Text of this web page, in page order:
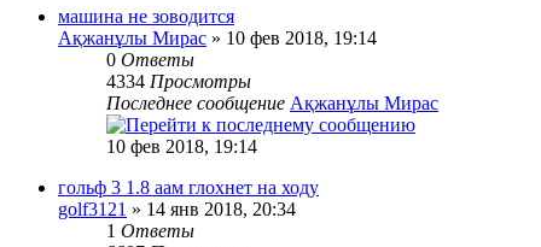
машина не зоводится
Ақжанұлы Мирас » 10 фев 2018, 19:14
0 Ответы
4334 Просмотры
Последнее сообщение Ақжанұлы Мирас
10 фев 2018, 19:14
гольф 3 1.8 аам глохнет на ходу
golf3121 » 14 янв 2018, 20:34
1 Ответы